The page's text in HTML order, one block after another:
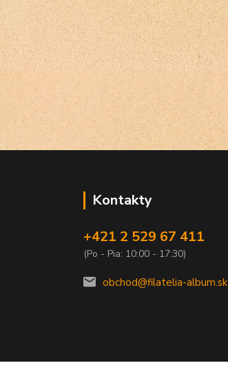
Kontakty
+421 2 529 67 411
(Po - Pia: 10:00 - 17:30)
obchod@filatelia-album.sk